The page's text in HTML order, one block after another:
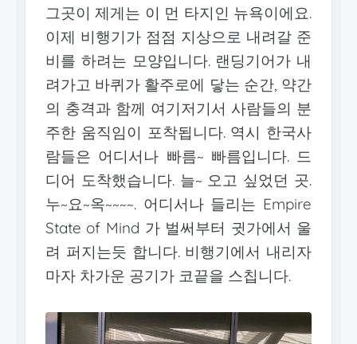
그곳이 제게는 이 먼 타지인 뉴욕이에요.
이제 비행기가 점점 지상으로 내려갈 준
비를 하려는 모양입니다. 랜딩기어가 내
려가고 바퀴가 활주로에 닿는 순간, 약간
의 충격과 함께 여기저기서 사람들의 분
주한 움직임이 포착됩니다. 역시 한국사
람들은 어디서나 빠름~ 빠름입니다. 드
디어 도착했습니다. 늘~ 오고 싶었던 곳.
누~요~옥~~~~. 어디서나 들리는 Empire
State of Mind 가 벌써부터 귓가에서 울
려 퍼지는듯 합니다. 비행기에서 내리자
마자 차가운 공기가 코끝을 스칩니다.